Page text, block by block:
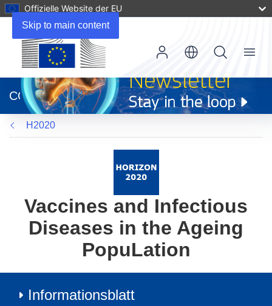
Skip to main content
Offizielle Website der EU
neuem
Fenster)
CORDIS
Menu
H2020
Vaccines and Infectious
Diseases in the Ageing
PopuLation
Informationsblatt